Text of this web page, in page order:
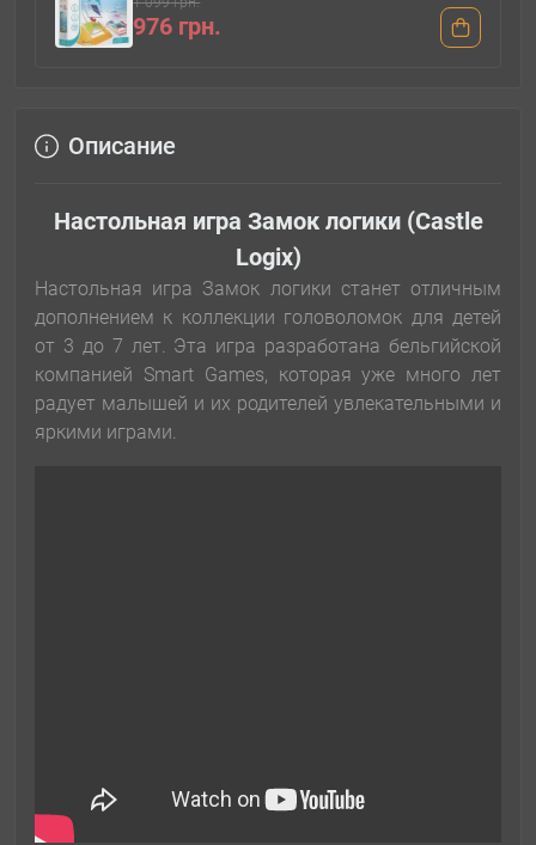
976 грн.
Описание
Настольная игра Замок логики (Castle
Logix)
Настольная игра Замок логики станет отличным
дополнением к коллекции головоломок для детей
от 3 до 7 лет. Эта игра разработана бельгийской
компанией Smart Games, которая уже много лет
радует малышей и их родителей увлекательными и
яркими играми.